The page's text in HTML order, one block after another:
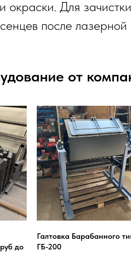
окраски. Для
после лазерной
от
до
Галтовка Барабанного
ГБ-200